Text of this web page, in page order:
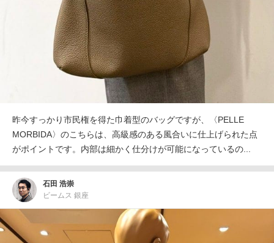
昨今すっかり市民権を得た巾着型のバッグですが、〈PELLE
MORBIDA〉のこちらは、高級感のある風合いに仕上げられた点
がポイントです。内部は細かく仕分けが可能になっているの...
石田 浩崇
ビームス 銀座